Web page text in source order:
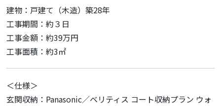
建物：戸建て（木造）築28年
工事期間：約３日
工事金額：約39万円
工事面積：約3㎡
＜仕様＞
玄関収納：Panasonic／ベリティス コート収納プラン ウォ